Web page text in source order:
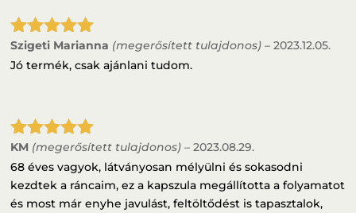
Értékelés:
5/ 5
Szigeti Marianna (megerősített tulajdonos) – 2023.12.05.
Jó termék, csak ajánlani tudom.
Értékelés:
5/ 5
KM (megerősített tulajdonos) – 2023.08.29.
68 éves vagyok, látványosan mélyülni és sokasodni
kezdtek a ráncaim, ez a kapszula megállította a folyamatot
és most már enyhe javulást, feltöltődést is tapasztalok,